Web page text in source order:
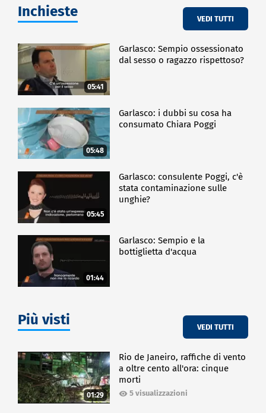
Inchieste VEDI TUTTI
05:41
Garlasco: Sempio ossessionato
dal sesso o ragazzo rispettoso?
05:48
Garlasco: i dubbi su cosa ha
consumato Chiara Poggi
05:45
Garlasco: consulente Poggi, c'è
stata contaminazione sulle
unghie?
01:44
Garlasco: Sempio e la
bottiglietta d'acqua
Più visti VEDI TUTTI
01:29
Rio de Janeiro, raffiche di vento
a oltre cento all'ora: cinque
morti
5 visualizzazioni